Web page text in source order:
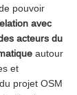
pouvoir
avec
acteurs du
autour
et
projet OSM